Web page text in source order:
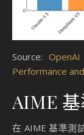
Source:
Performance
AIME
在 AIME 基準測